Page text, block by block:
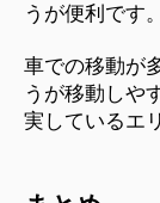
うが便利です。
車での移動が
うが移動しや
実しているエ